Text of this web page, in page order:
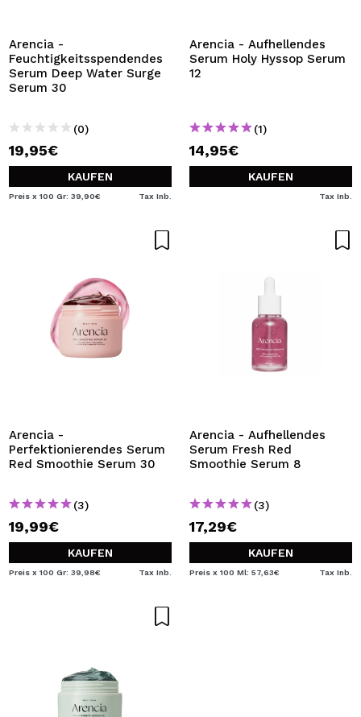
Durch die Erstellung eines Kontos bei Maquillalia.de
können Sie Ihre Einkäufe schnell tätigen, den Status Ihrer
Bestellungen überprüfen und Ihre bisherigen Vorgänge
BENUTZERKONTO ERSTELLEN
Arencia -
Feuchtigkeitsspendendes
Serum Deep Water Surge
Serum 30
(0)
19,95€
KAUFEN
Preis x 100 Gr: 39,90€ Tax Inb.
Arencia - Aufhellendes
Serum Holy Hyssop Serum
12
(1)
14,95€
KAUFEN
Tax Inb.
Arencia -
Perfektionierendes Serum
Red Smoothie Serum 30
(3)
19,99€
KAUFEN
Preis x 100 Gr: 39,98€ Tax Inb.
Arencia - Aufhellendes
Serum Fresh Red
Smoothie Serum 8
(3)
17,29€
KAUFEN
Preis x 100 Ml: 57,63€ Tax Inb.